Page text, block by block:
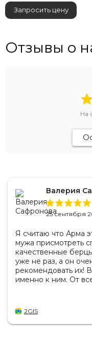
Запросить цену
Отзывы о
На
Валерия
25 сентября
Я считаю что Арма
мужа присмотреть
качественные
уже не раз, а он
рекомендовать их!
именно к ним. От
2GIS